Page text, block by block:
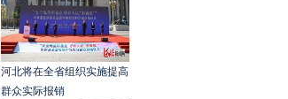
河北将在全省组织实施提高
群众实际报销